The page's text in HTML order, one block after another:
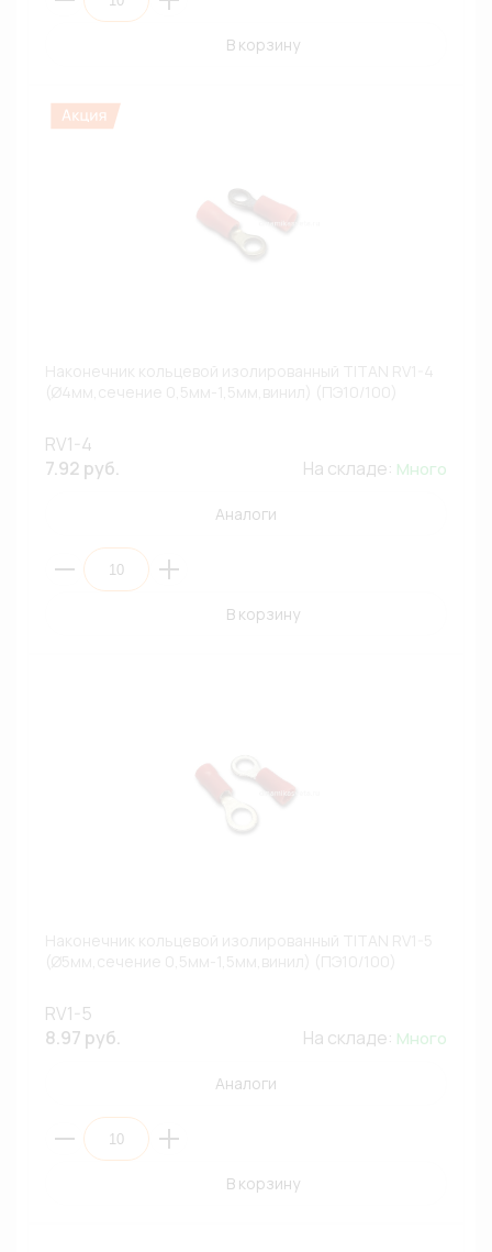
В корзину
RV1-4
7.92 руб.
На складе: Много
Аналоги
В корзину
RV1-5
8.97 руб.
На складе: Много
Аналоги
В корзину